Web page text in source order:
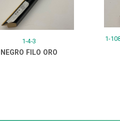
1-4-3
NEGRO FILO ORO
1-